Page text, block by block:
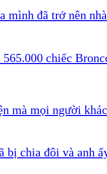
mình đã trở nên
chiếc
mà mọi người
chia đôi và anh